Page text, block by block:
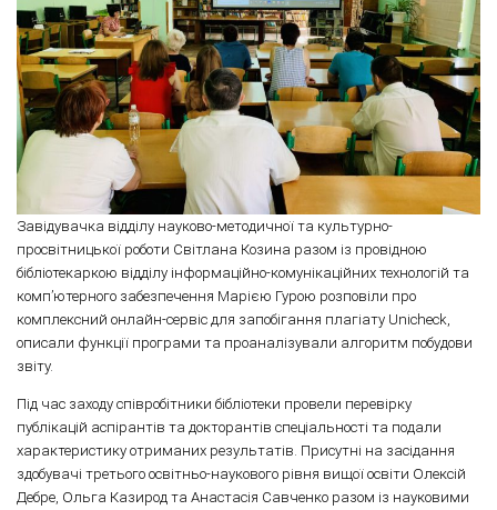
Завідувачка відділу науково-методичної та культурно-
просвітницької роботи Світлана Козина разом із провідною
бібліотекаркою відділу інформаційно-комунікаційних технологій та
комп’ютерного забезпечення Марією Гурою розповіли про
комплексний онлайн-сервіс для запобігання плагіату Unicheck,
описали функції програми та проаналізували алгоритм побудови
звіту.
Під час заходу співробітники бібліотеки провели перевірку
публікацій аспірантів та докторантів спеціальності та подали
характеристику отриманих результатів. Присутні на засідання
здобувачі третього освітньо-наукового рівня вищої освіти Олексій
Дебре, Ольга Казирод та Анастасія Савченко разом із науковими